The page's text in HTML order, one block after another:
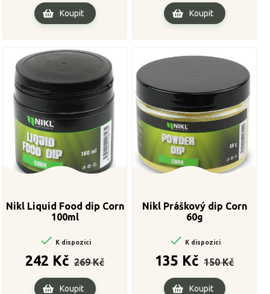
Koupit Koupit
Nikl Liquid Food dip Corn
100ml
 K dispozici
242 Kč
cena
269 Kč
Koupit
Nikl Práškový dip Corn
60g
 K dispozici
135 Kč
cena
150 Kč
Koupit